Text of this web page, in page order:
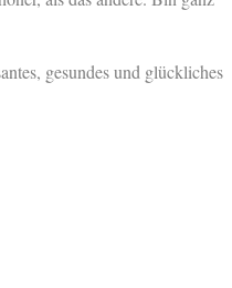
gesundes und glückliches